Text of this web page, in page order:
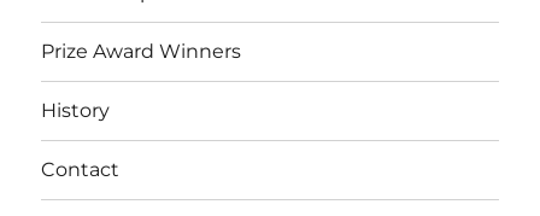
Prize Award Winners
History
Contact